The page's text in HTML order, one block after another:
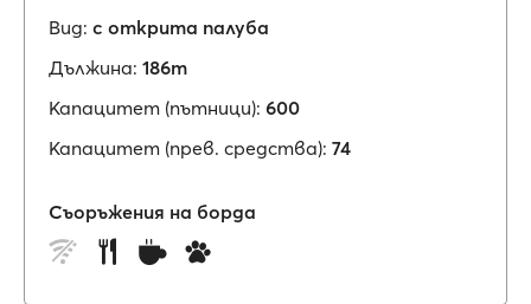
Вид: с открита палуба
Дължина: 186m
Капацитет (пътници): 600
Капацитет (прев. средства): 74
Съоръжения на борда